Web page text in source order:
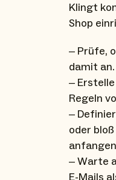
Klingt
Shop
– Prüfe,
damit
–
Regeln
–
oder
– Warte